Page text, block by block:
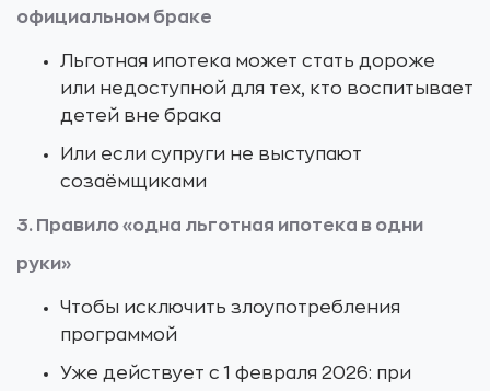
официальном браке
Льготная ипотека может стать дороже
или недоступной для тех, кто воспитывает
детей вне брака
Или если супруги не выступают
созаёмщиками
3. Правило «одна льготная ипотека в одни
руки»
Чтобы исключить злоупотребления
программой
Уже действует с 1 февраля 2026: при